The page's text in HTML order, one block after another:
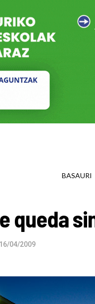
BASAURI
queda
16/04/2009